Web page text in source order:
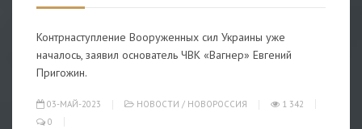
Контрнаступление Вооруженных сил Украины уже
началось, заявил основатель ЧВК «Вагнер» Евгений
Пригожин.
03-МАЙ-2023 НОВОСТИ / НОВОРОССИЯ
1 342
0